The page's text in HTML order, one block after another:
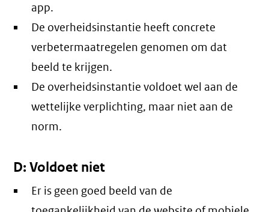
app.
De overheidsinstantie heeft concrete
verbetermaatregelen genomen om dat
beeld te krijgen.
De overheidsinstantie voldoet wel aan de
wettelijke verplichting, maar niet aan de
norm.
D: Voldoet niet
Er is geen goed beeld van de